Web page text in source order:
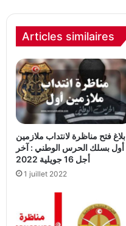
Articles similaires
بلاغ فتح مناظرة لانتداب ملازمين
أول بسلك الحرس الوطني : آخر
أجل 16 جويلية 2022
1 juillet 2022